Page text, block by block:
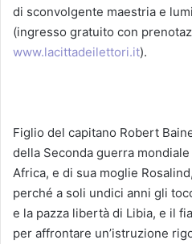
di sconvolgente maestria e
(ingresso gratuito con
www.lacittadeilettori.it).
Figlio del capitano Robert
della Seconda guerra
Africa, e di sua moglie
perché a soli undici anni gli
e la pazza libertà di Libia, e il
per affrontare un’istruzione